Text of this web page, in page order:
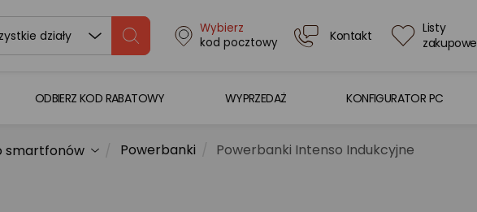
działy
Wybierz
kod pocztowy
Kontakt
Listy
zakupowe
ODBIERZ KOD RABATOWY WYPRZEDAŻ KONFIGURATOR PC
smartfonów Powerbanki Powerbanki Intenso Indukcyjne